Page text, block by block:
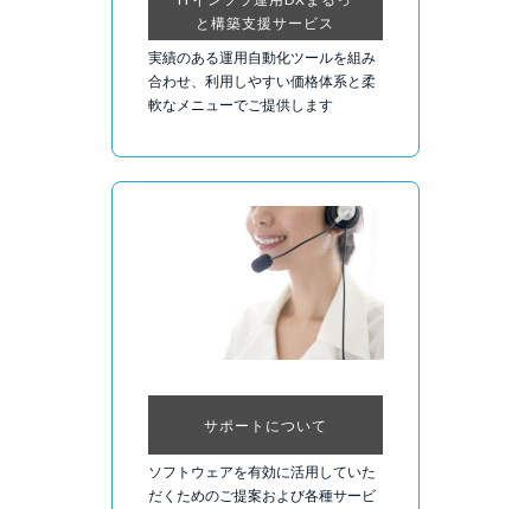
と構築支援サービス
実績のある運用自動化ツールを組み
合わせ、利用しやすい価格体系と柔
軟なメニューでご提供します
サポートについて
ソフトウェアを有効に活用していた
だくためのご提案および各種サービ